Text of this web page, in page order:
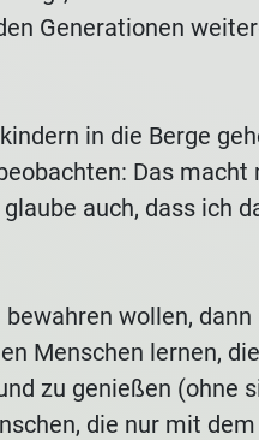
Generationen
in die Berge
Das macht
auch, dass ich
wollen,
Menschen lernen,
zu genießen (ohne
die nur mit